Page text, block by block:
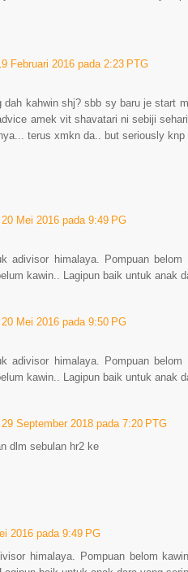
Februari 2016 pada 2:23 PTG
dah kahwin shj? sbb sy baru je start
amek vit shavatari ni sebiji
terus xmkn da.. but seriously
20 Mei 2016 pada 9:49 PG
adivisor himalaya. Pompuan
kawin.. Lagipun baik untuk anak
20 Mei 2016 pada 9:50 PG
adivisor himalaya. Pompuan
kawin.. Lagipun baik untuk anak
29 September 2018 pada 7:20 PTG
dlm sebulan hr2 ke
2016 pada 9:49 PG
himalaya. Pompuan belom